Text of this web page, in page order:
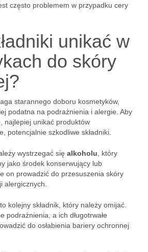
często problemem w przypadku cery
unikać w
do skóry
starannego doboru kosmetyków,
podatna na podrażnienia i alergie. Aby
najlepiej unikać produktów
potencjalnie szkodliwe składniki.
wystrzegać się alkoholu , który
jako środek konserwujący lub
on prowadzić do przesuszenia skóry
alergicznych.
to kolejny składnik, który należy omijać.
podrażnienia, a ich długotrwałe
do osłabienia bariery ochronnej